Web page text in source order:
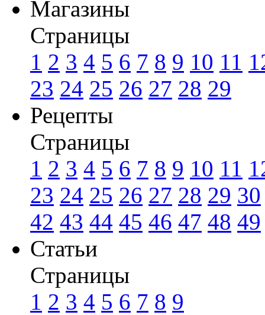
Магазины
Страницы
1 2 3 4 5 6 7 8 9 10 11
23 24 25 26 27 28 29
Рецепты
Страницы
1 2 3 4 5 6 7 8 9 10 11
23 24 25 26 27 28 29 30
42 43 44 45 46 47 48 49
Статьи
Страницы
1 2 3 4 5 6 7 8 9